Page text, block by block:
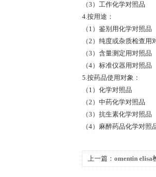
（3）工作化学对照品
4.按用途：
（1）鉴别用化学对照品
（2）纯度或杂质检查用
（3）含量测定用对照品
（4）标准仪器用对照品
5.按药品使用对象：
（1）化学对照品
（2）中药化学对照品
（3）抗生素化学对照品
（4）麻醉药品化学对照
上一篇： omentin elisa